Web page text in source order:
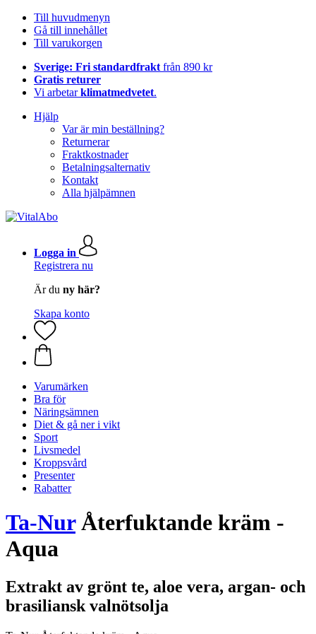
Till huvudmenyn
Gå till innehållet
Till varukorgen
Sverige: Fri standardfrakt från 890 kr
Gratis returer
Vi arbetarklimatmedvetet.
Hjälp
Var är min beställning?
Returnerar
Fraktkostnader
Betalningsalternativ
Kontakt
Alla hjälpämnen
Logga in
Registrera nu
Är du ny här?
Skapa konto
Varumärken
Bra för
Näringsämnen
Diet & gå ner i vikt
Sport
Livsmedel
Kroppsvård
Presenter
Rabatter
Ta-NurÅterfuktande kräm -
Aqua
Extrakt av grönt te, aloe vera, argan- och
brasiliansk valnötsolja